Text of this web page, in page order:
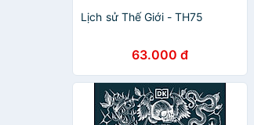
Lịch sử Thế Giới - TH75
63.000 đ